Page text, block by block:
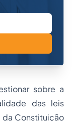
sobre a
das leis
Constituição